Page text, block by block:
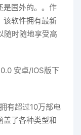
是国外的。。作
该软件拥有最新
随时随地享受高
安卓/IOS版下
有超过10万部电
盖了各种类型和